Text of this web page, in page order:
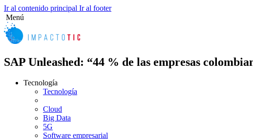
Ir al contenido principal Ir al footer
Menú
SAP Unleashed: “44 % de las empresas
Tecnología
Tecnología
Cloud
Big Data
5G
Software empresarial